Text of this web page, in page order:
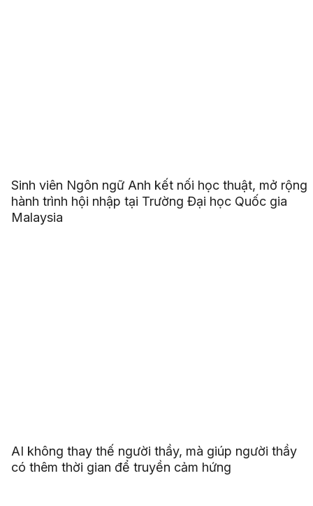
Sinh viên Ngôn ngữ Anh kết nối học thuật, mở rộng
hành trình hội nhập tại Trường Đại học Quốc gia
Malaysia
AI không thay thế người thầy, mà giúp người thầy
có thêm thời gian để truyền cảm hứng